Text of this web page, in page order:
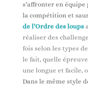
s’affronter en
la compétition et
de l’Ordre des loups
réaliser des
fois selon les types
le fait, quelle
une longue et facile,
Dans le même style